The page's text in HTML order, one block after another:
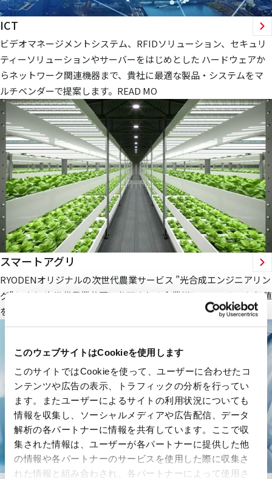
このウェブサイトはCookieを使用します
このサイトではCookieを使って、ユーザーに合わせたコ
ンテンツや広告の表示、トラフィックの分析を行ってい
ます。またユーザーによるサイトの利用状況についても
情報を収集し、ソーシャルメディアや広告配信、データ
解析の各パートナーに情報を共有しています。ここで収
集された情報は、ユーザーが各パートナーに提供した他
の情報や各パートナーのサービスを使用した際に収集さ
れた情報と組み合わされ、各パートナーによって使用さ
ICT
ビデオマネージメントシステム、RFIDソリューション、セキュリ
ティーソリューションやサーバーをはじめとした ハードウェアか
らネットワーク関連機器まで、貴社に最適な製品・システムをマ
ルチベンダーで提案します。READ MO
スマートアグリ
RYODENオリジナルの次世代農業サービス ”光合成エンジニアリン
グ” により 次世代農業分野に参画される企業様にフィールドと価値
を提供します。